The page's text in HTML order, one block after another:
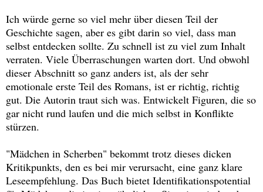
Ich würde gerne so viel mehr über diesen Teil der
Geschichte sagen, aber es gibt darin so viel, dass man
selbst entdecken sollte. Zu schnell ist zu viel zum Inhalt
verraten. Viele Überraschungen warten dort. Und obwohl
dieser Abschnitt so ganz anders ist, als der sehr
emotionale erste Teil des Romans, ist er richtig, richtig
gut. Die Autorin traut sich was. Entwickelt Figuren, die so
gar nicht rund laufen und die mich selbst in Konflikte
stürzen.
"Mädchen in Scherben" bekommt trotz dieses dicken
Kritikpunkts, den es bei mir verursacht, eine ganz klare
Leseempfehlung. Das Buch bietet Identifikationspotential